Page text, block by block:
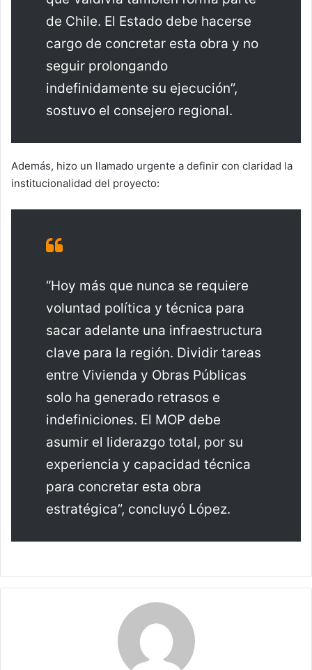
de Chile. El Estado debe hacerse
cargo de concretar esta obra y no
seguir prolongando
indefinidamente su ejecución”,
sostuvo el consejero regional.
Además, hizo un llamado urgente a definir con claridad la
institucionalidad del proyecto:
“Hoy más que nunca se requiere
voluntad política y técnica para
sacar adelante una infraestructura
clave para la región. Dividir tareas
entre Vivienda y Obras Públicas
solo ha generado retrasos e
indefiniciones. El MOP debe
asumir el liderazgo total, por su
experiencia y capacidad técnica
para concretar esta obra
estratégica”, concluyó López.